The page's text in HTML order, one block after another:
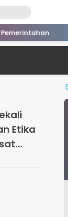
Pemerintahan
Etika